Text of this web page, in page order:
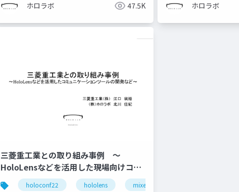
ホロラボ 47.5K ホロラボ
三菱重工業との取り組み事例 ～
HoloLensなどを活用した現場向けコミ
ュニケーションツールの開発～
holoconf22 hololens mixed reality